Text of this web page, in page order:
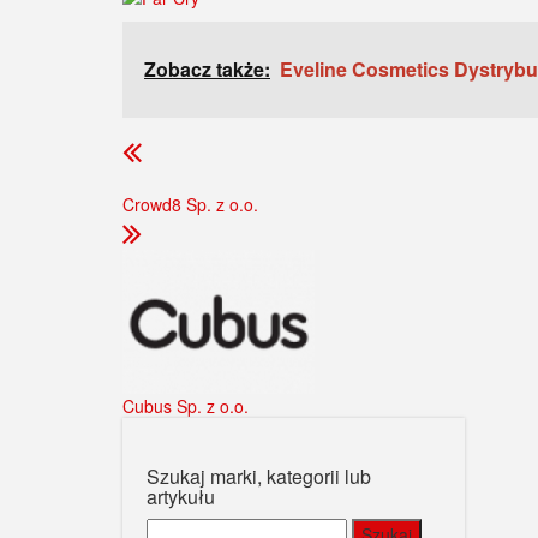
Zobacz także: Eveline Cosmetics
Crowd8 Sp. z o.o.
Cubus Sp. z o.o.
Szukaj marki, kategorii lub
artykułu